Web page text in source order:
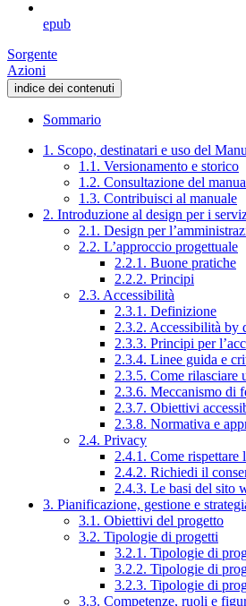
epub
Sorgente
Azioni
indice dei contenuti
Sommario
1. Scopo, destinatari e uso del
1.1. Versionamento e storico
1.2. Consultazione del
1.3. Contribuisci al manuale
2. Introduzione al design per i
2.1. Design per
2.2. L’approccio progettuale
2.2.1. Buone pratiche
2.2.2. Principi
2.3. Accessibilità
2.3.1. Definizione
2.3.2. Accessibilità by
2.3.3. Principi per
2.3.4. Linee guida e
2.3.5. Come rilasciare
2.3.6. Meccanismo di
2.3.7. Obiettivi
2.3.8. Normativa e
2.4. Privacy
2.4.1. Come
2.4.2. Richiedi il
2.4.3. Le basi del sito
3. Pianificazione, gestione e
3.1. Obiettivi del progetto
3.2. Tipologie di progetti
3.2.1. Tipologie di
3.2.2. Tipologie di
3.2.3. Tipologie di
3.3. Competenze, ruoli e